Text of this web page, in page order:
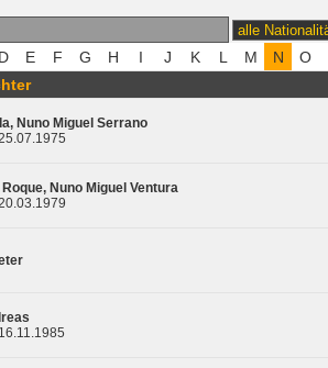
Nuno Miguel Serrano
Nuno Miguel Ventura